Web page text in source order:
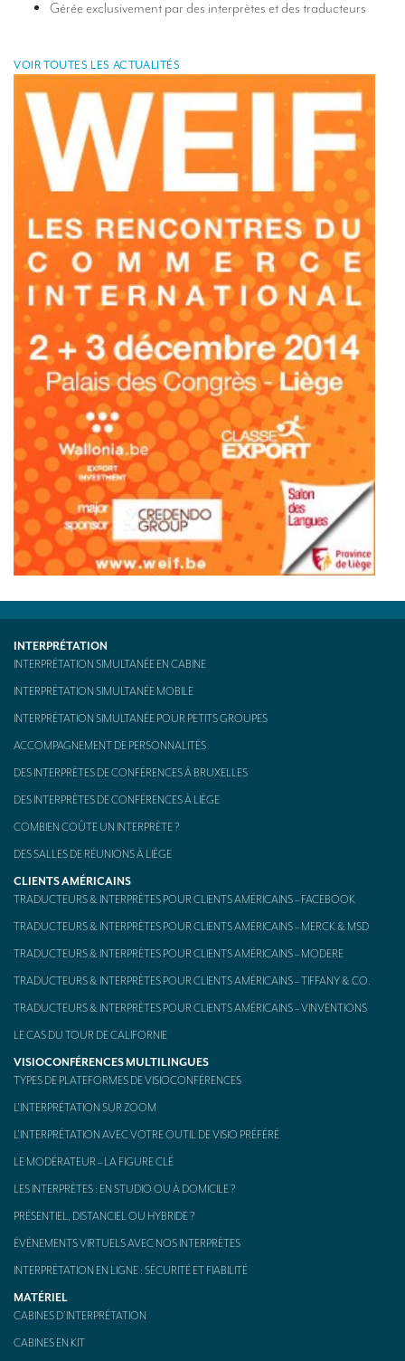
Gérée exclusivement par des interprètes et des traducteurs
VOIR TOUTES LES ACTUALITÉS
INTERPRÉTATION
INTERPRÉTATION SIMULTANÉE EN CABINE
INTERPRÉTATION SIMULTANÉE MOBILE
INTERPRÉTATION SIMULTANÉE POUR PETITS GROUPES
ACCOMPAGNEMENT DE PERSONNALITÉS
DES INTERPRÈTES DE CONFÉRENCES À BRUXELLES
DES INTERPRÈTES DE CONFÉRENCES À LIÈGE
COMBIEN COÛTE UN INTERPRÈTE ?
DES SALLES DE RÉUNIONS À LIÈGE
CLIENTS AMÉRICAINS
TRADUCTEURS & INTERPRÈTES POUR CLIENTS AMÉRICAINS – FACEBOOK
TRADUCTEURS & INTERPRÈTES POUR CLIENTS AMÉRICAINS – MERCK & MSD
TRADUCTEURS & INTERPRÈTES POUR CLIENTS AMÉRICAINS – MODERE
TRADUCTEURS & INTERPRÈTES POUR CLIENTS AMÉRICAINS – TIFFANY & CO.
TRADUCTEURS & INTERPRÈTES POUR CLIENTS AMÉRICAINS – VINVENTIONS
LE CAS DU TOUR DE CALIFORNIE
VISIOCONFÉRENCES MULTILINGUES
TYPES DE PLATEFORMES DE VISIOCONFÉRENCES
L’INTERPRÉTATION SUR ZOOM
L’INTERPRÉTATION AVEC VOTRE OUTIL DE VISIO PRÉFÉRÉ
LE MODÉRATEUR – LA FIGURE CLÉ
LES INTERPRÈTES : EN STUDIO OU À DOMICILE ?
PRÉSENTIEL, DISTANCIEL OU HYBRIDE ?
ÉVÉNEMENTS VIRTUELS AVEC NOS INTERPRÈTES
INTERPRÉTATION EN LIGNE : SÉCURITÉ ET FIABILITÉ
MATÉRIEL
CABINES D’INTERPRÉTATION
CABINES EN KIT